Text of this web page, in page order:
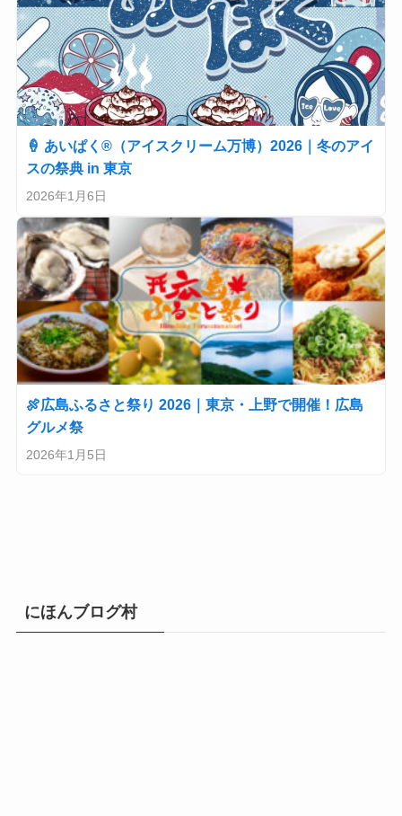
🍦 あいぱく®（アイスクリーム万博）2026｜冬のアイ
スの祭典 in 東京
2026年1月6日
🍖広島ふるさと祭り 2026｜東京・上野で開催！広島
グルメ祭
2026年1月5日
にほんブログ村